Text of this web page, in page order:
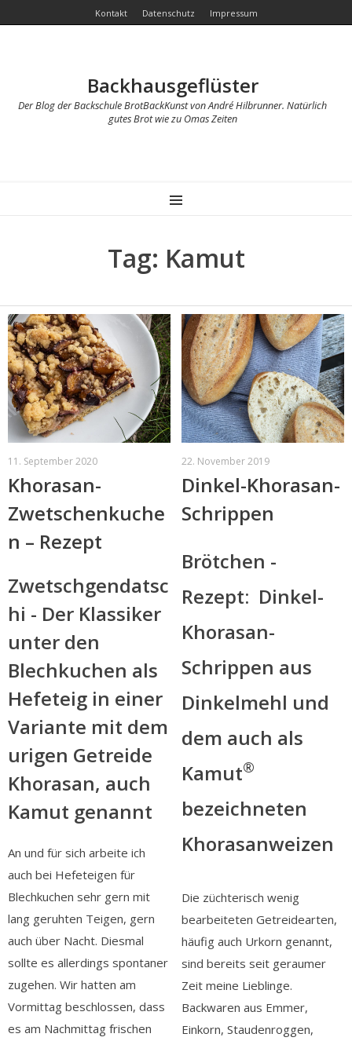
Kontakt Datenschutz Impressum
Backhausgeflüster
Der Blog der Backschule BrotBackKunst von André Hilbrunner. Natürlich
gutes Brot wie zu Omas Zeiten
MENU
Tag: Kamut
11. September 2020
Khorasan-
Zwetschenkuche
n – Rezept
Zwetschgendatsc
hi - Der Klassiker
unter den
Blechkuchen als
Hefeteig in einer
Variante mit dem
urigen Getreide
Khorasan, auch
Kamut genannt
An und für sich arbeite ich
auch bei Hefeteigen für
Blechkuchen sehr gern mit
lang geruhten Teigen, gern
auch über Nacht. Diesmal
sollte es allerdings spontaner
zugehen. Wir hatten am
Vormittag beschlossen, dass
es am Nachmittag frischen
22. November 2019
Dinkel-Khorasan-
Schrippen
Brötchen -
Rezept: Dinkel-
Khorasan-
Schrippen aus
Dinkelmehl und
dem auch als
Kamut®
bezeichneten
Khorasanweizen
Die züchterisch wenig
bearbeiteten Getreidearten,
häufig auch Urkorn genannt,
sind bereits seit geraumer
Zeit meine Lieblinge.
Backwaren aus Emmer,
Einkorn, Staudenroggen,